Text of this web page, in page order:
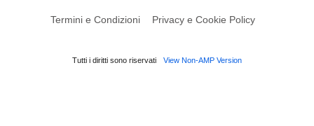
Termini e Condizioni Privacy e Cookie Policy
Tutti i diritti sono riservati View Non-AMP Version